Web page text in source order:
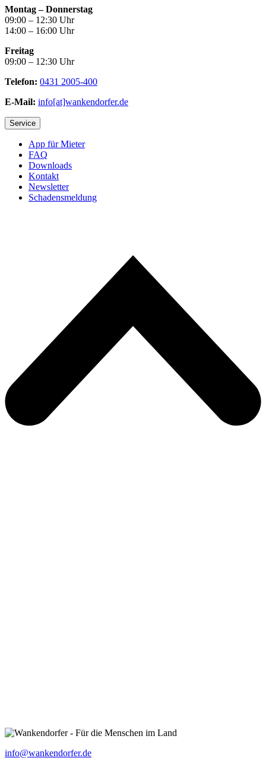
Montag – Donnerstag
09:00 – 12:30 Uhr
14:00 – 16:00 Uhr
Freitag
09:00 – 12:30 Uhr
Telefon: 0431 2005-400
E-Mail: info[at]wankendorfer.de
Service
App für Mieter
FAQ
Downloads
Kontakt
Newsletter
Schadensmeldung
info@wankendorfer.de